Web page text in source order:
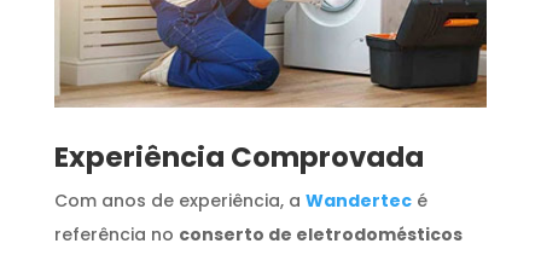
​Experiência Comprovada
Com anos de experiência, a Wandertecé
referência no conserto de eletrodomésticos